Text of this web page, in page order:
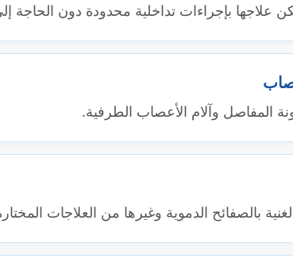
بإجراءات تداخلية محدودة دون الحاجة
المفاصل وآلام الأعصاب الطرفية.
بالصفائح الدموية وغيرها من العلاجات